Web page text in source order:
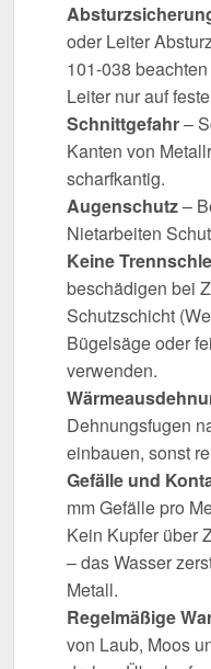
oder Leiter
101-038
Leiter nur auf
Schnittgefahr–
Kanten von
scharfkantig.
Augenschutz–
Nietarbeiten
Keine
beschädigen bei
Schutzschicht
Bügelsäge oder
verwenden.
Dehnungsfugen
einbauen, sonst
Gefälle und
mm Gefälle pro
Kein Kupfer über
– das Wasser
Metall.
Regelmäßige
von Laub, Moos